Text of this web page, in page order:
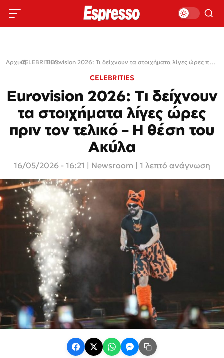
Αρχική›
CELEBRITIES› Eurovision 2026: Τι δείχνουν τα στοιχήματα λίγες ώρες πριν τον τελικό – Η θέση του Ακύλα
CELEBRITIES
Eurovision 2026: Τι δείχνουν
τα στοιχήματα λίγες ώρες
πριν τον τελικό – Η θέση του
Ακύλα
16/05/2026 - 16:21 Newsroom | 1 λεπτό ανάγνωση